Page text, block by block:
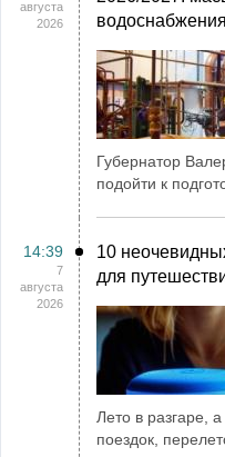
августа
2026
водоснабжения
Губернатор
подойти к
14:39
7
августа
2026
10
для
Лето в разгаре,
поездок,